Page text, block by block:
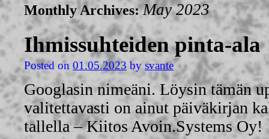
Monthly Archives:May 2023
Ihmissuhteiden pinta-ala
Posted on 01.05.2023 by svante
Googlasin nimeäni. Löysin tämän
valitettavasti on ainut päiväkirjan
tallella – Kiitos Avoin.Systems